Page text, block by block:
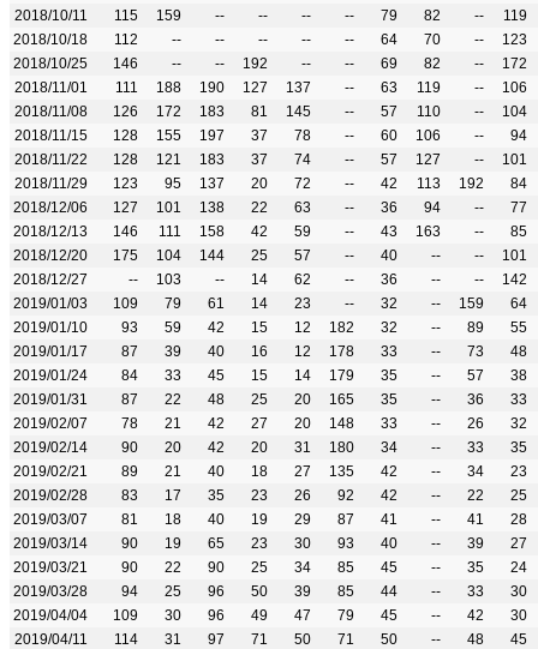
2018/10/11
115 159 -- -- -- -- 79 82 --
119
2018/10/18
112 -- -- -- -- -- 64 70 --
123
2018/10/25
146 -- -- 192 -- -- 69 82 --
172
2018/11/01
111 188 190 127 137 -- 63 119 --
106
2018/11/08
126 172 183 81 145 -- 57 110 --
104
2018/11/15
128 155 197 37 78 -- 60 106 --
94
2018/11/22
128 121 183 37 74 -- 57 127 --
101
2018/11/29
123 95 137 20 72 -- 42 113 192
84
2018/12/06
127 101 138 22 63 -- 36 94 --
77
2018/12/13
146 111 158 42 59 -- 43 163 --
85
2018/12/20
175 104 144 25 57 -- 40 -- --
101
2018/12/27
-- 103 -- 14 62 -- 36 -- --
142
2019/01/03
109 79 61 14 23 -- 32 -- 159
64
2019/01/10
93 59 42 15 12 182 32 -- 89
55
2019/01/17
87 39 40 16 12 178 33 -- 73
48
2019/01/24
84 33 45 15 14 179 35 -- 57
38
2019/01/31
87 22 48 25 20 165 35 -- 36
33
2019/02/07
78 21 42 27 20 148 33 -- 26
32
2019/02/14
90 20 42 20 31 180 34 -- 33
35
2019/02/21
89 21 40 18 27 135 42 -- 34
23
2019/02/28
83 17 35 23 26 92 42 -- 22
25
2019/03/07
81 18 40 19 29 87 41 -- 41
28
2019/03/14
90 19 65 23 30 93 40 -- 39
27
2019/03/21
90 22 90 25 34 85 45 -- 35
24
2019/03/28
94 25 96 50 39 85 44 -- 33
30
2019/04/04
109 30 96 49 47 79 45 -- 42
30
2019/04/11
114 31 97 71 50 71 50 -- 48
45